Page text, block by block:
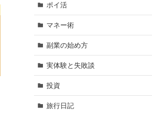
ポイ活
マネー術
副業の始め方
実体験と失敗談
投資
旅行日記